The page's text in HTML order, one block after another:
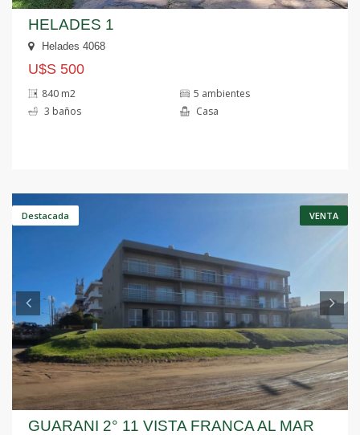
HELADES 1
Helades 4068
U$S 500
840 m2
5 ambientes
3 baños
Casa
Destacada VENTA
Anterior
GUARANI 2° 11 VISTA FRANCA AL MAR